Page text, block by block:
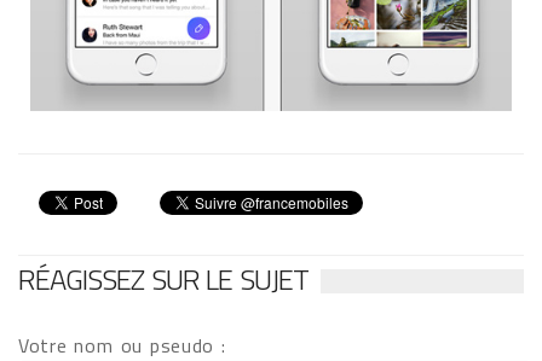
RÉAGISSEZ SUR LE SUJET
Votre nom ou pseudo :